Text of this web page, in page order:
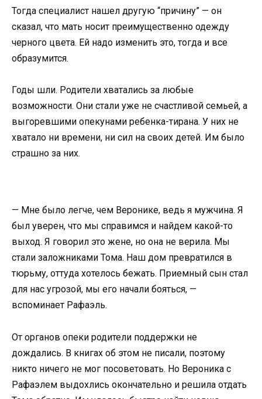
Тогда специалист нашел другую “причину” — он
сказал, что мать носит преимущественно одежду
черного цвета. Ей надо изменить это, тогда и все
образумится.
Годы шли. Родители хватались за любые
возможности. Они стали уже не счастливой семьей, а
выгоревшими опекунами ребенка-тирана. У них не
хватало ни времени, ни сил на своих детей. Им было
страшно за них.
— Мне было легче, чем Веронике, ведь я мужчина. Я
был уверен, что мы справимся и найдем какой-то
выход. Я говорил это жене, но она не верила. Мы
стали заложниками Тома. Наш дом превратился в
тюрьму, оттуда хотелось бежать. Приемный сын стал
для нас угрозой, мы его начали бояться, —
вспоминает Рафаэль.
От органов опеки родители поддержки не
дождались. В книгах об этом не писали, поэтому
никто ничего не мог посоветовать. Но Вероника с
Рафаэлем выдохлись окончательно и решила отдать